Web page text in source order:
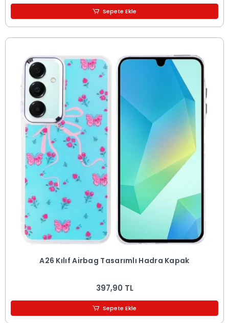
Sepete Ekle
A26 Kılıf Airbag Tasarımlı Hadra Kapak
397,90 TL
Sepete Ekle